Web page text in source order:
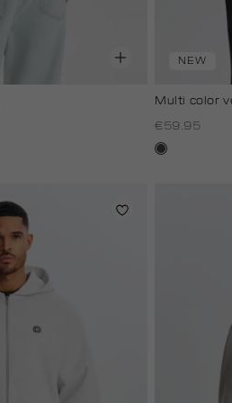
NEW
Multi color
€59.95
donkergrijs